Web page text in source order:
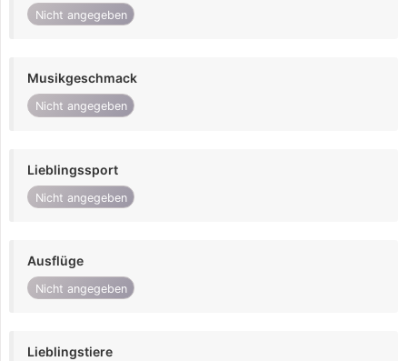
Nicht angegeben
Musikgeschmack
Nicht angegeben
Lieblingssport
Nicht angegeben
Ausflüge
Nicht angegeben
Lieblingstiere